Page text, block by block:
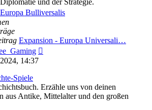
Europa Bulliversalis
Expansion - Europa Universali…
14:37
Spiele
Erzähle uns von deinen
aus Antike, Mittelalter und den großen